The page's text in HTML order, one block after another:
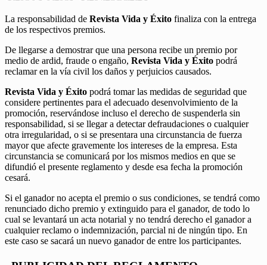
La responsabilidad de Revista Vida y Éxito finaliza con la entrega
de los respectivos premios.
De llegarse a demostrar que una persona recibe un premio por
medio de ardid, fraude o engaño, Revista Vida y Éxito podrá
reclamar en la vía civil los daños y perjuicios causados.
Revista Vida y Éxito podrá tomar las medidas de seguridad que
considere pertinentes para el adecuado desenvolvimiento de la
promoción, reservándose incluso el derecho de suspenderla sin
responsabilidad, si se llegar a detectar defraudaciones o cualquier
otra irregularidad, o si se presentara una circunstancia de fuerza
mayor que afecte gravemente los intereses de la empresa. Esta
circunstancia se comunicará por los mismos medios en que se
difundió el presente reglamento y desde esa fecha la promoción
cesará.
Si el ganador no acepta el premio o sus condiciones, se tendrá como
renunciado dicho premio y extinguido para el ganador, de todo lo
cual se levantará un acta notarial y no tendrá derecho el ganador a
cualquier reclamo o indemnización, parcial ni de ningún tipo. En
este caso se sacará un nuevo ganador de entre los participantes.